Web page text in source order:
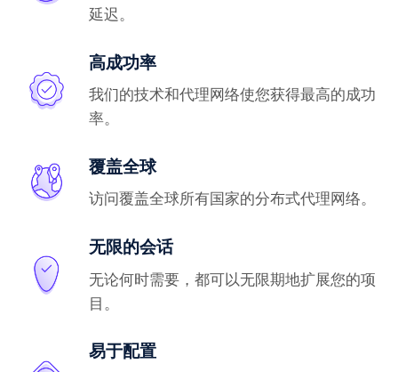
延迟。
高成功率
我们的技术和代理网络使您获得最高的成功
率。
覆盖全球
访问覆盖全球所有国家的分布式代理网络。
无限的会话
无论何时需要，都可以无限期地扩展您的项
目。
易于配置